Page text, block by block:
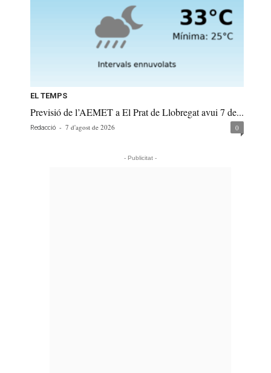
EL TEMPS
Previsió de l’AEMET a El Prat de Llobregat avui 7 de...
Redacció - 7 d'agost de 2026 0
- Publicitat -